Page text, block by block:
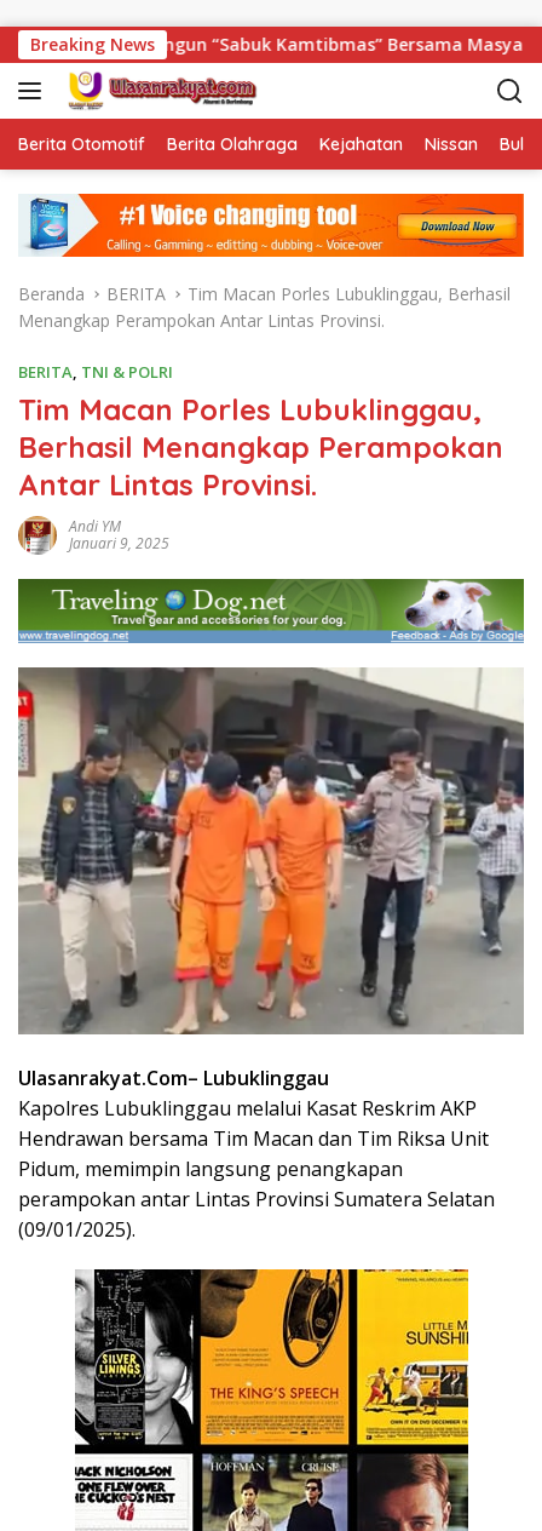
Breaking News
Bangun “Sabuk Kamtibmas” Bersama Masyarakat
Berita Otomotif Berita Olahraga Kejahatan Nissan
Beranda BERITA
Tim Macan Porles Lubuklinggau, Berhasil
Menangkap Perampokan Antar Lintas Provinsi.
BERITA, TNI & POLRI
Tim Macan Porles Lubuklinggau,
Berhasil Menangkap Perampokan
Antar Lintas Provinsi.
Andi YM
Januari 9, 2025
Ulasanrakyat.Com– Lubuklinggau
Kapolres Lubuklinggau melalui Kasat Reskrim AKP
Hendrawan bersama Tim Macan dan Tim Riksa Unit
Pidum, memimpin langsung penangkapan
perampokan antar Lintas Provinsi Sumatera Selatan
(09/01/2025).